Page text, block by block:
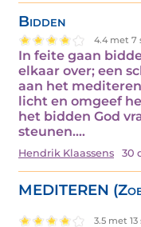
Bidden
4.4 met 7
In feite gaan
elkaar over; een
aan het
licht en omgeef
het bidden God
steunen.…
Hendrik Klaassens 30
MEDITEREN
3.5 met